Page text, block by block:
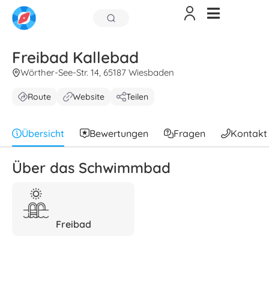
Freibad Kallebad
Wörther-See-Str. 14, 65187 Wiesbaden
Route Website Teilen
Übersicht Bewertungen Fragen Kontakt
Über das Schwimmbad
Freibad